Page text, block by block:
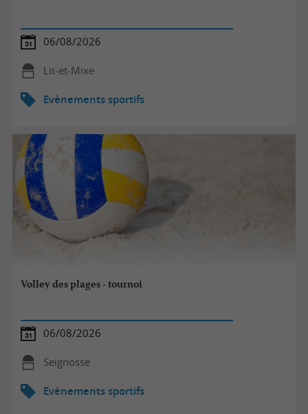
06/08/2026
Lit-et-Mixe
Evènements sportifs
Volley des plages - tournoi
06/08/2026
Seignosse
Evènements sportifs